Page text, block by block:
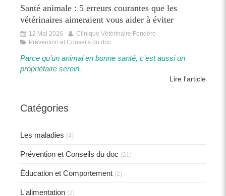
Santé animale : 5 erreurs courantes que les
vétérinaires aimeraient vous aider à éviter
12 Mai 2026
Clinique Vétérinaire Fondère
Prévention et Conseils du doc
Parce qu’un animal en bonne santé, c’est aussi un
propriétaire serein.​​
Lire l'article
Catégories
Les maladies (4)
Prévention et Conseils du doc (21)
Éducation et Comportement (2)
L'alimentation (2)